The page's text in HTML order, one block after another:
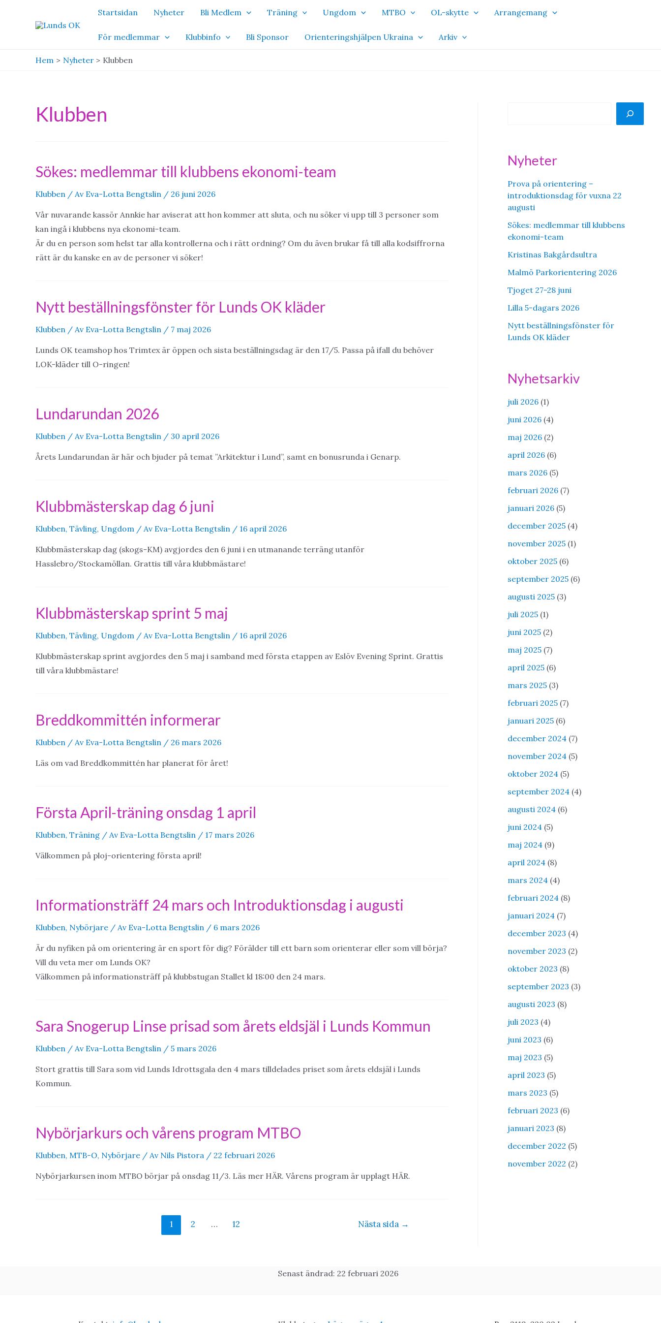
Startsidan Nyheter Bli Medlem Träning Ungdom MTBO OL-skytte Arrangemang
För medlemmar Klubbinfo Bli Sponsor Orienteringshjälpen Ukraina Arkiv
Hem Nyheter Klubben
Klubben
Sökes: medlemmar till klubbens ekonomi-team
Klubben / Av Eva-Lotta Bengtslin / 26 juni 2026
Vår nuvarande kassör Annkie har aviserat att hon kommer att sluta, och nu söker vi upp till 3 personer som
kan ingå i klubbens nya ekonomi-team.
Är du en person som helst tar alla kontrollerna och i rätt ordning? Om du även brukar få till alla kodsiffrorna
rätt är du kanske en av de personer vi söker!
Nytt beställningsfönster för Lunds OK kläder
Klubben / Av Eva-Lotta Bengtslin / 7 maj 2026
Lunds OK teamshop hos Trimtex är öppen och sista beställningsdag är den 17/5. Passa på ifall du behöver
LOK-kläder till O-ringen!
Lundarundan 2026
Klubben / Av Eva-Lotta Bengtslin / 30 april 2026
Årets Lundarundan är här och bjuder på temat ”Arkitektur i Lund”, samt en bonusrunda i Genarp.
Klubbmästerskap dag 6 juni
Klubben, Tävling, Ungdom / Av Eva-Lotta Bengtslin / 16 april 2026
Klubbmästerskap dag (skogs-KM) avgjordes den 6 juni i en utmanande terräng utanför
Hasslebro/Stockamöllan. Grattis till våra klubbmästare!
Klubbmästerskap sprint 5 maj
Klubben, Tävling, Ungdom / Av Eva-Lotta Bengtslin / 16 april 2026
Klubbmästerskap sprint avgjordes den 5 maj i samband med första etappen av Eslöv Evening Sprint. Grattis
till våra klubbmästare!
Breddkommittén informerar
Klubben / Av Eva-Lotta Bengtslin / 26 mars 2026
Läs om vad Breddkommittén har planerat för året!
Första April-träning onsdag 1 april
Klubben, Träning / Av Eva-Lotta Bengtslin / 17 mars 2026
Välkommen på ploj-orientering första april!
Informationsträff 24 mars och Introduktionsdag i augusti
Klubben, Nybörjare / Av Eva-Lotta Bengtslin / 6 mars 2026
Är du nyfiken på om orientering är en sport för dig? Förälder till ett barn som orienterar eller som vill börja?
Vill du veta mer om Lunds OK?
Välkommen på informationsträff på klubbstugan Stallet kl 18:00 den 24 mars.
Sara Snogerup Linse prisad som årets eldsjäl i Lunds Kommun
Klubben / Av Eva-Lotta Bengtslin / 5 mars 2026
Stort grattis till Sara som vid Lunds Idrottsgala den 4 mars tilldelades priset som årets eldsjäl i Lunds
Kommun.
Nybörjarkurs och vårens program MTBO
Klubben, MTB-O, Nybörjare / Av Nils Pistora / 22 februari 2026
Nybörjarkursen inom MTBO börjar på onsdag 11/3. Läs mer HÄR. Vårens program är upplagt HÄR.
1 2 … 12 Nästa sida →
Nyheter
Prova på orientering –
introduktionsdag för vuxna 22
augusti
Sökes: medlemmar till klubbens
ekonomi-team
Kristinas Bakgårdsultra
Malmö Parkorientering 2026
Tjoget 27-28 juni
Lilla 5-dagars 2026
Nytt beställningsfönster för
Lunds OK kläder
Nyhetsarkiv
juli 2026 (1)
juni 2026 (4)
maj 2026 (2)
april 2026 (6)
mars 2026 (5)
februari 2026 (7)
januari 2026 (5)
december 2025 (4)
november 2025 (1)
oktober 2025 (6)
september 2025 (6)
augusti 2025 (3)
juli 2025 (1)
juni 2025 (2)
maj 2025 (7)
april 2025 (6)
mars 2025 (3)
februari 2025 (7)
januari 2025 (6)
december 2024 (7)
november 2024 (5)
oktober 2024 (5)
september 2024 (4)
augusti 2024 (6)
juni 2024 (5)
maj 2024 (9)
april 2024 (8)
mars 2024 (4)
februari 2024 (8)
januari 2024 (7)
december 2023 (4)
november 2023 (2)
oktober 2023 (8)
september 2023 (3)
augusti 2023 (8)
juli 2023 (4)
juni 2023 (6)
maj 2023 (5)
april 2023 (5)
mars 2023 (5)
februari 2023 (6)
januari 2023 (8)
december 2022 (5)
november 2022 (2)
Senast ändrad: 22 februari 2026